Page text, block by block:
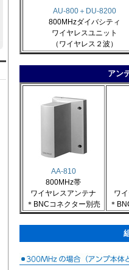
AU-800＋DU-8200
800MHzダイバシティ
ワイヤレスユニット
（ワイヤレス２波）
アン
AA-810
800MHz帯
ワイヤレスアンテナ
＊BNCコネクター別売
ワ
＊